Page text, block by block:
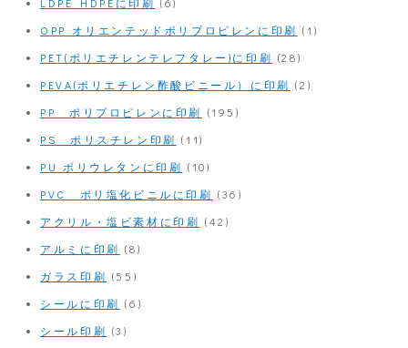
OPP オリエンテッドポリプロピレンに印刷 (1)
PET(ポリエチレンテレフタレー)に印刷 (28)
PEVA(ポリエチレン酢酸ビニール）に印刷 (2)
PP ポリプロピレンに印刷 (195)
PS ポリスチレン印刷 (11)
PU ポリウレタンに印刷 (10)
PVC ポリ塩化ビニルに印刷 (36)
アクリル・塩ビ素材に印刷 (42)
アルミに印刷 (8)
ガラス印刷 (55)
シールに印刷 (6)
シール印刷 (3)